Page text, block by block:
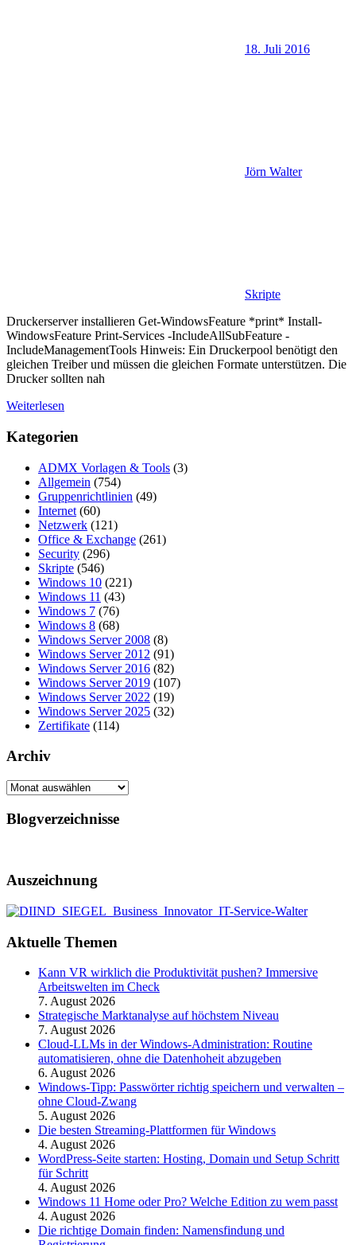
18. Juli 2016
Jörn Walter
Skripte
Druckerserver installieren Get-WindowsFeature *print* Install-
WindowsFeature Print-Services -IncludeAllSubFeature -
IncludeManagementTools Hinweis: Ein Druckerpool benötigt den
gleichen Treiber und müssen die gleichen Formate unterstützen. Die
Drucker sollten nah
Weiterlesen
Kategorien
ADMX Vorlagen & Tools (3)
Allgemein (754)
Gruppenrichtlinien (49)
Internet (60)
Netzwerk (121)
Office & Exchange (261)
Security (296)
Skripte (546)
Windows 10 (221)
Windows 11 (43)
Windows 7 (76)
Windows 8 (68)
Windows Server 2008 (8)
Windows Server 2012 (91)
Windows Server 2016 (82)
Windows Server 2019 (107)
Windows Server 2022 (19)
Windows Server 2025 (32)
Zertifikate (114)
Archiv
Archiv
Blogverzeichnisse
Auszeichnung
Aktuelle Themen
Kann VR wirklich die Produktivität pushen? Immersive
Arbeitswelten im Check
7. August 2026
Strategische Marktanalyse auf höchstem Niveau
7. August 2026
Cloud-LLMs in der Windows-Administration: Routine
automatisieren, ohne die Datenhoheit abzugeben
6. August 2026
Windows-Tipp: Passwörter richtig speichern und verwalten –
ohne Cloud-Zwang
5. August 2026
Die besten Streaming-Plattformen für Windows
4. August 2026
WordPress-Seite starten: Hosting, Domain und Setup Schritt
für Schritt
4. August 2026
Windows 11 Home oder Pro? Welche Edition zu wem passt
4. August 2026
Die richtige Domain finden: Namensfindung und